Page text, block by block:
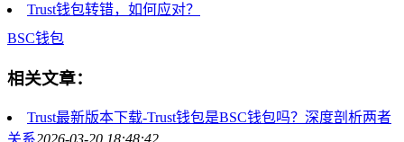
Trust钱包转错，如何应对？
BSC钱包
相关文章：
Trust最新版本下载-Trust钱包是BSC钱包吗？深度剖析两者